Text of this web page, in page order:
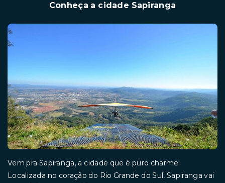
Conheça a cidade Sapiranga
Vem pra Sapiranga, a cidade que é puro charme!
Localizada no coração do Rio Grande do Sul, Sapiranga vai